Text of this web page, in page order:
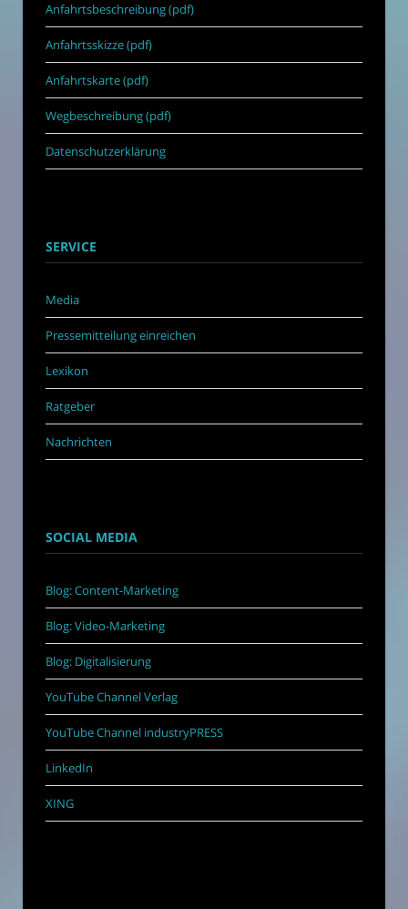
Anfahrtsbeschreibung (pdf)
Anfahrtsskizze (pdf)
Anfahrtskarte (pdf)
Wegbeschreibung (pdf)
Datenschutzerklärung
SERVICE
Media
Pressemitteilung einreichen
Lexikon
Ratgeber
Nachrichten
SOCIAL MEDIA
Blog: Content-Marketing
Blog: Video-Marketing
Blog: Digitalisierung
YouTube Channel Verlag
YouTube Channel industryPRESS
LinkedIn
XING